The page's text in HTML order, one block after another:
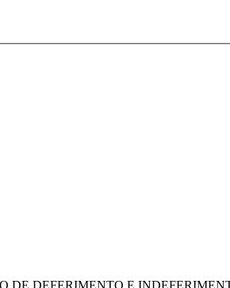
DE DEFERIMENTO E